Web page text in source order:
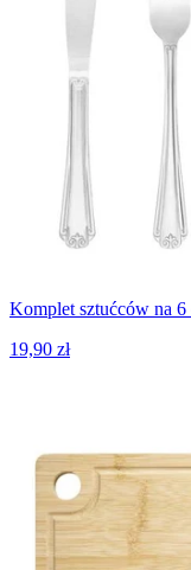
Komplet sztućców na
19,90 zł